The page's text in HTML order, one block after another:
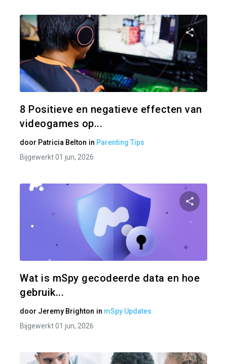
8 Positieve en negatieve effecten van
videogames op...
door Patricia Belton in Parenting Tips
Bijgewerkt 01 jun, 2026
Wat is mSpy gecodeerde data en hoe
gebruik...
door Jeremy Brighton in mSpy Updates
Bijgewerkt 01 jun, 2026